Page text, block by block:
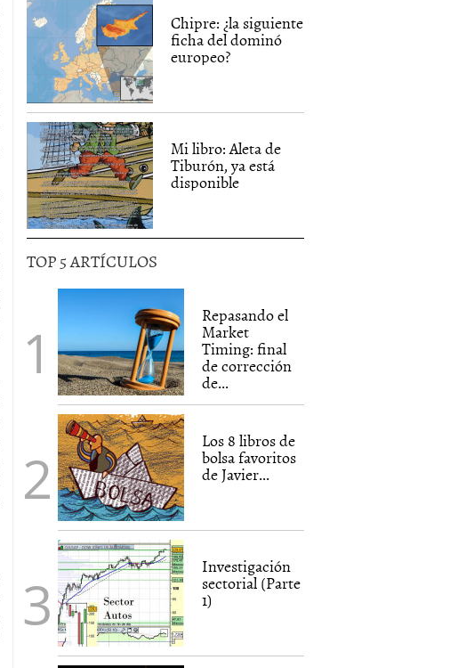
Chipre: ¿la siguiente
ficha del dominó
europeo?
Mi libro: Aleta de
Tiburón, ya está
disponible
TOP 5 ARTÍCULOS
Repasando el
Market
Timing: final
de corrección
de...
Los 8 libros de
bolsa favoritos
de Javier...
Investigación
sectorial (Parte
1)